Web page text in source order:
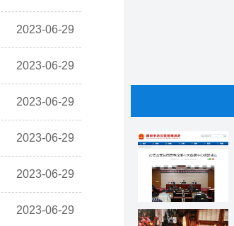
2023-06-29
2023-06-29
2023-06-29
2023-06-29
2023-06-29
2023-06-29